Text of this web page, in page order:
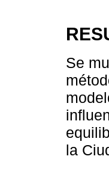
Se
la